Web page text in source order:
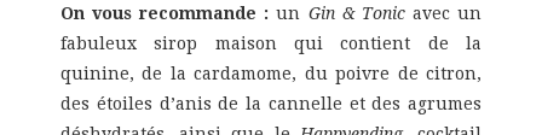
On vous recommande : un Gin & Tonicavec un
fabuleux sirop maison qui contient de la
quinine, de la cardamome, du poivre de citron,
des étoiles d’anis de la cannelle et des agrumes